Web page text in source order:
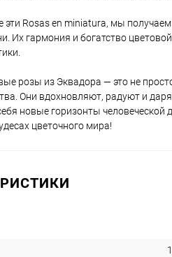
эти Rosas en miniatura, мы
Их гармония и богатство
розы из Эквадора — это не
Они вдохновляют, радуют и
новые горизонты
цветочного мира!